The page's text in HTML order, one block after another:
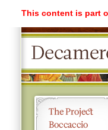
This content is part